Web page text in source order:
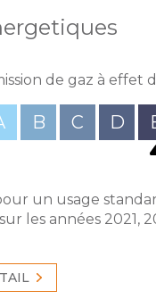
de gaz à effet
B C D
un usage
les années 2021,